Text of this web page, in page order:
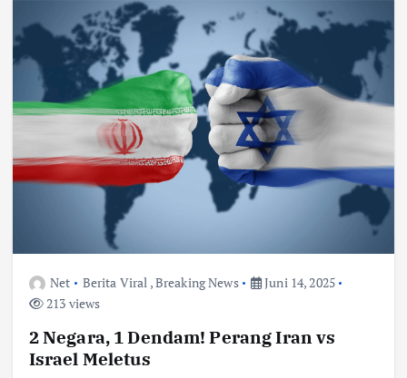
Net Berita Viral ,Breaking News
Juni 14, 2025
213 views
2 Negara, 1 Dendam! Perang Iran vs
Israel Meletus